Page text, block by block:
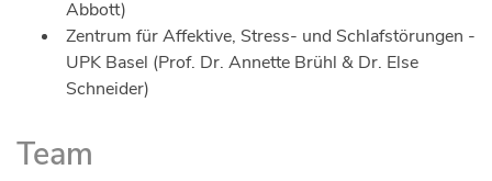
Abbott)
Zentrum für Affektive, Stress- und Schlafstörungen -
UPK Basel (Prof. Dr. Annette Brühl & Dr. Else
Schneider)
Team